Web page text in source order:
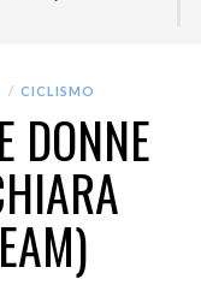
CICLISMO
DONNE